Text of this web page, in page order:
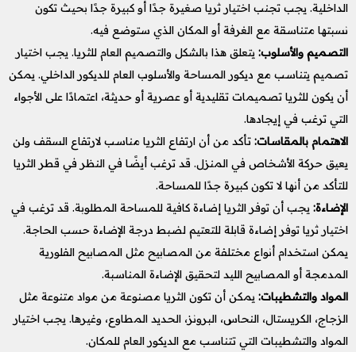
الداخلية. يجب تجنب اختيار ثريا صغيرة جدًا أو كبيرة جدًا بحيث تكون
نسبتها متناسقة مع الغرفة أو المكان الذي ستوضع فيه.
التصميم والأسلوب: يتعلق هذا بالشكل والتصميم العام للثريا. يجب اختيار
تصميم يتناسب مع ديكور المساحة والأسلوب العام للديكور الداخلي. يمكن
أن يكون للثريا تصميمات تقليدية أو عصرية أو حديثة، اعتمادًا على الأجواء
التي ترغب في إيجادها.
الاهتمام بالمقاسات: تأكد من أن ارتفاع الثريا مناسب لارتفاع السقف ولن
يعيق حركة الأشخاص في المنزل. قد ترغب أيضًا في النظر في قطر الثريا
للتأكد من أنها لا تكون كبيرة جدًا للمساحة.
الإضاءة: يجب أن توفر الثريا إضاءة كافية للمساحة المطلوبة. قد ترغب في
اختيار ثريا توفر إضاءة قابلة للتعتيم لضبط درجة الإضاءة حسب الحاجة.
يمكن استخدام أنواع مختلفة من المصابيح مثل المصابيح الفلورية
المدمجة أو المصابيح الليد لتحقيق الإضاءة المناسبة.
المواد والتشطيبات: يمكن أن تكون الثريا مصنوعة من مواد متنوعة مثل
الزجاج، الكريستال، النحاس، البرونز، الحديد المطاوع، وغيرها. يجب اختيار
المواد والتشطيبات التي تتناسب مع الديكور العام للمكان.